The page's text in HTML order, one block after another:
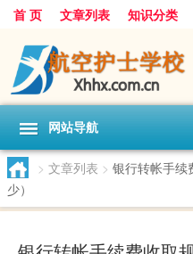
首 页 文章列表 知识分类
网站导航
> 文章列表 > 银行转帐手续
少）